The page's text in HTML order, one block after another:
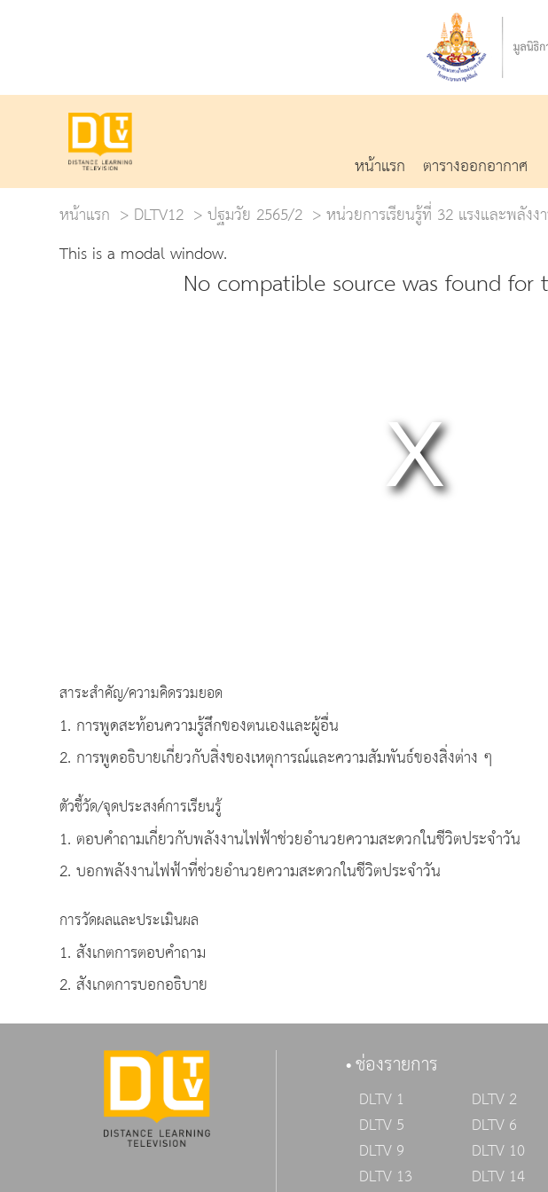
หน้าแรก ตารางออกอากาศ
หน้าแรก
DLTV12 ปฐมวัย 2565/2 หน่วยการเรียนรู้ที่ 32 แรงและพลัง
This is a modal window.
No compatible source was found for
สาระสำคัญ/ความคิดรวมยอด
1. การพูดสะท้อนความรู้สึกของตนเองและผู้อื่น
2. การพูดอธิบายเกี่ยวกับสิ่งของเหตุการณ์และความสัมพันธ์ของสิ่งต่าง ๆ
ตัวชี้วัด/จุดประสงค์การเรียนรู้
1. ตอบคำถามเกี่ยวกับพลังงานไฟฟ้าช่วยอำนวยความสะดวกในชีวิตประจำวัน
2. บอกพลังงานไฟฟ้าที่ช่วยอำนวยความสะดวกในชีวิตประจำวัน
การวัดผลและประเมินผล
1. สังเกตการตอบคำถาม
2. สังเกตการบอกอธิบาย
ช่องรายการ
DLTV 1 DLTV 2
DLTV 5
DLTV 6
DLTV 9
DLTV 10
DLTV 13
DLTV 14